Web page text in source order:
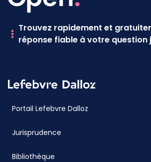
Trouvez rapidement et
réponse fiable à votre question
Portail Lefebvre Dalloz
Jurisprudence
Bibliothèque